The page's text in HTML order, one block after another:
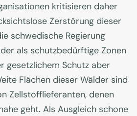
kritisieren daher
Zerstörung dieser
schwedische Regierung
als schutzbedürftige Zonen
gesetzlichem Schutz aber
Flächen dieser Wälder sind
Zellstofflieferanten, denen
geht. Als Ausgleich schone